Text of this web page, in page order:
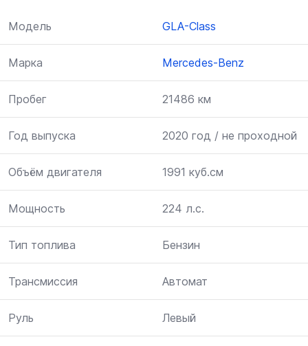
Модель GLA-Class
Марка Mercedes-Benz
Пробег 21486 км
Год выпуска 2020 год / не проходной
Объём двигателя 1991 куб.см
Мощность 224 л.с.
Тип топлива Бензин
Трансмиссия Автомат
Руль Левый